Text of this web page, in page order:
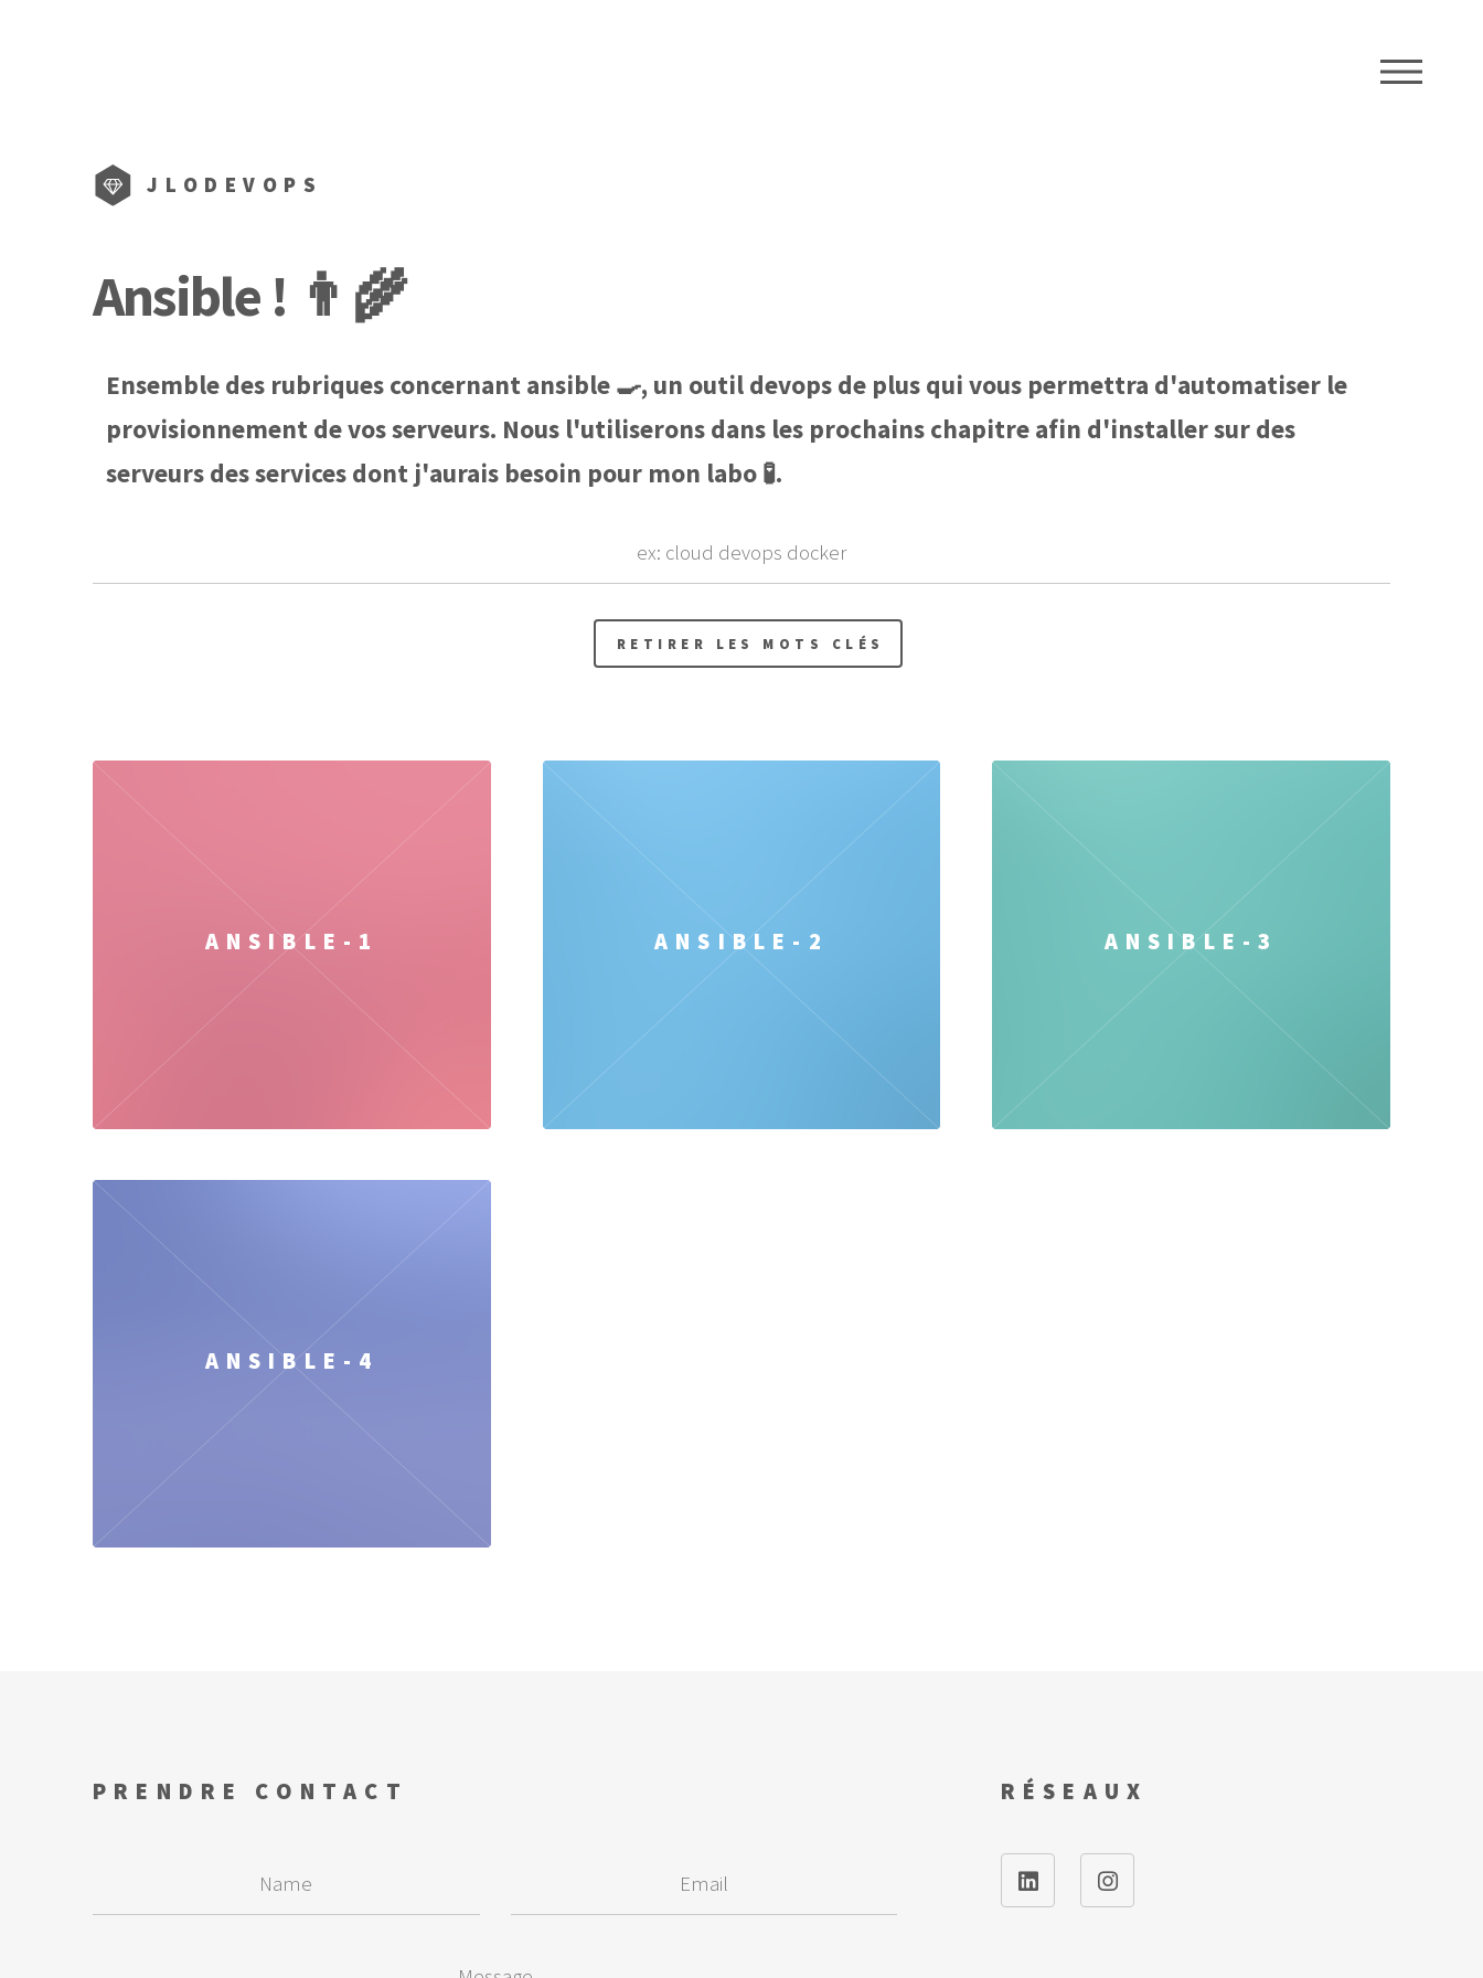
JLODEVOPS
Ansible ! 👨‍🌾
Ensemble des rubriques concernant ansible 🍳, un outil devops de plus qui vous permettra d'automatiser le
provisionnement de vos serveurs. Nous l'utiliserons dans les prochains chapitre afin d'installer sur des
serveurs des services dont j'aurais besoin pour mon labo 🧪.
ANSIBLE-1 ANSIBLE-2 ANSIBLE-3
ANSIBLE-4
PRENDRE CONTACT RÉSEAUX